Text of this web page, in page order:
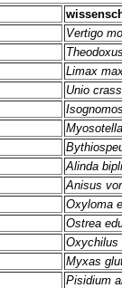
Vertigo
Limax
Unio
Alinda
Anisus
Oxyloma
Ostrea
Oxychilus
Myxas
Pisidium